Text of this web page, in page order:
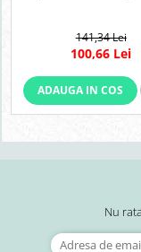
141,34 Lei
100,66 Lei
ADAUGA IN COS
Nu